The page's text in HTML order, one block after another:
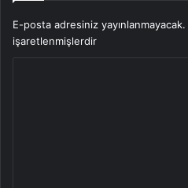
E-posta adresiniz yayınlanmayacak.
işaretlenmişlerdir